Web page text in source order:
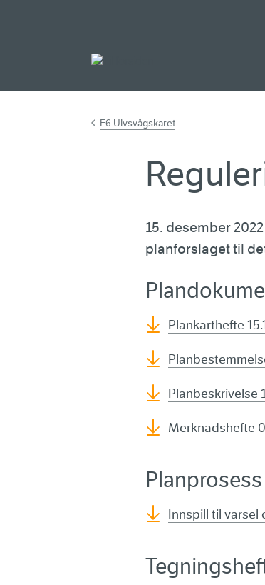
E6 Ulvsvågskaret
15. desember
planforslaget til
Plankarthefte
Planbeskrivelse
Merknadshefte
Planprosess
Innspill til varsel